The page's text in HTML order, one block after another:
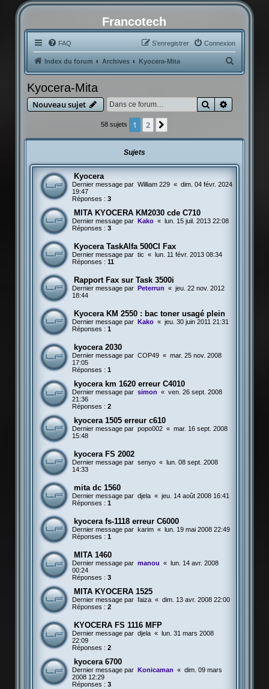
Francotech
FAQ Connexion
S’enregistrer
Index du forum Archives Kyocera-Mita
e
h
Kyocera-Mita
Nouveau sujet Rechercher
58 sujets 1 2
Sujets
Kyocera
Dernier message par William 229 « dim. 04 févr. 2024
19:47
Réponses : 3
MITA KYOCERA KM2030 cde C710
Dernier message par Kako «
lun. 15 juil. 2013 22:08
Réponses : 3
Kyocera TaskAlfa 500CI Fax
Dernier message par tic «
lun. 11 févr. 2013 08:34
Réponses : 11
Rapport Fax sur Task 3500i
Dernier message par Peterrun « jeu. 22 nov. 2012
18:44
Kyocera KM 2550 : bac toner usagé plein
Dernier message par Kako « jeu. 30 juin 2011 21:31
Réponses : 1
kyocera 2030
Dernier message par COP49 « mar. 25 nov. 2008
17:05
Réponses : 1
kyocera km 1620 erreur C4010
Dernier message par simon « ven. 26 sept. 2008
21:36
Réponses : 2
kyocera 1505 erreur c610
Dernier message par popo002 « mar. 16 sept. 2008
15:48
kyocera FS 2002
Dernier message par senyo «
lun. 08 sept. 2008
14:33
mita dc 1560
Dernier message par djela « jeu. 14 août 2008 16:41
Réponses : 1
kyocera fs-1118 erreur C6000
Dernier message par karim «
lun. 19 mai 2008 22:49
Réponses : 1
MITA 1460
Dernier message par manou «
lun. 14 avr. 2008
00:24
Réponses : 3
MITA KYOCERA 1525
Dernier message par faiza « dim. 13 avr. 2008 22:00
Réponses : 2
KYOCERA FS 1116 MFP
Dernier message par djela «
lun. 31 mars 2008
22:09
Réponses : 2
kyocera 6700
Dernier message par Konicaman « dim. 09 mars
2008 12:29
Réponses : 3